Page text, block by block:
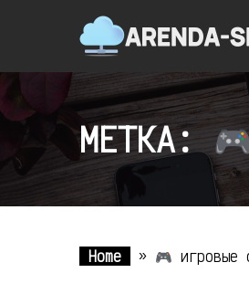
МЕТКА:
Home » 🎮 игровые